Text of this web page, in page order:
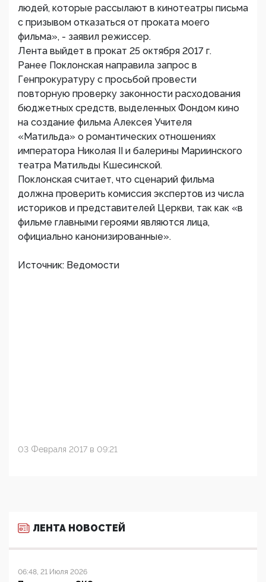
людей, которые рассылают в кинотеатры письма
с призывом отказаться от проката моего
фильма», - заявил режиссер.
Лента выйдет в прокат 25 октября 2017 г.
Ранее Поклонская направила запрос в
Генпрокуратуру с просьбой провести
повторную проверку законности расходования
бюджетных средств, выделенных Фондом кино
на создание фильма Алексея Учителя
«Матильда» о романтических отношениях
императора Николая II и балерины Мариинского
театра Матильды Кшесинской.
Поклонская считает, что сценарий фильма
должна проверить комиссия экспертов из числа
историков и представителей Церкви, так как «в
фильме главными героями являются лица,
официально канонизированные».
Источник: Ведомости
03 Февраля 2017 в 09:21
ЛЕНТА НОВОСТЕЙ
06:48, 21 Июля 2026